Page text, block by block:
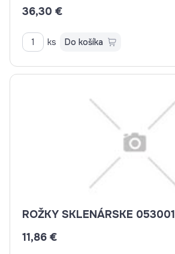
36,30 €
ks Do košíka
ROŽKY SKLENÁRSKE 053001
11,86 €